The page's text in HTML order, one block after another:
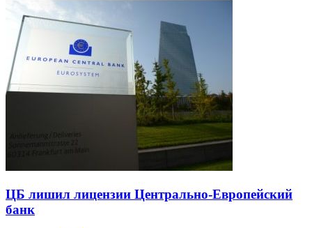
ЦБ лишил лицензии Центрально-Европейский
банк